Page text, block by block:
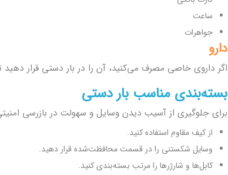
ساعت
جواهرات
دارو
اگر داروی خاصی مصرف می‌کنید، آن را در بار دستی قرار دهید
بسته‌بندی مناسب بار دستی
برای جلوگیری از آسیب دیدن وسایل و سهولت در بازرسی
از کیف مقاوم استفاده کنید.
وسایل شکستنی را در قسمت محافظت‌شده قرار دهید.
کابل‌ها و شارژرها را مرتب بسته‌بندی کنید.